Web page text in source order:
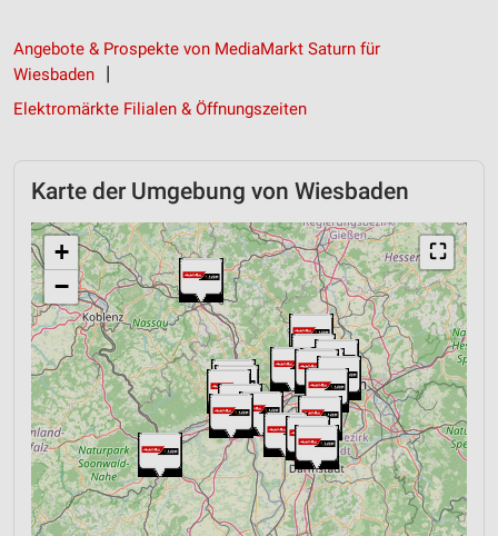
Angebote & Prospekte von MediaMarkt Saturn für
Wiesbaden
Elektromärkte Filialen & Öffnungszeiten
Karte der Umgebung von Wiesbaden
⛶
+
−